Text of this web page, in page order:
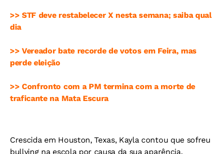
>> STF deve restabelecer X nesta semana; saiba qual
dia
>> Vereador bate recorde de votos em Feira, mas
perde eleição
>> Confronto com a PM termina com a morte de
traficante na Mata Escura
Crescida em Houston, Texas, Kayla contou que sofreu
bullying na escola por causa da sua aparência.